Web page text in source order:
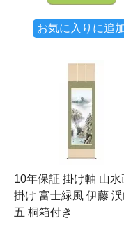
お気に入りに追
10年保証 掛け軸 山水
掛け 富士緑風 伊藤 渓
五 桐箱付き